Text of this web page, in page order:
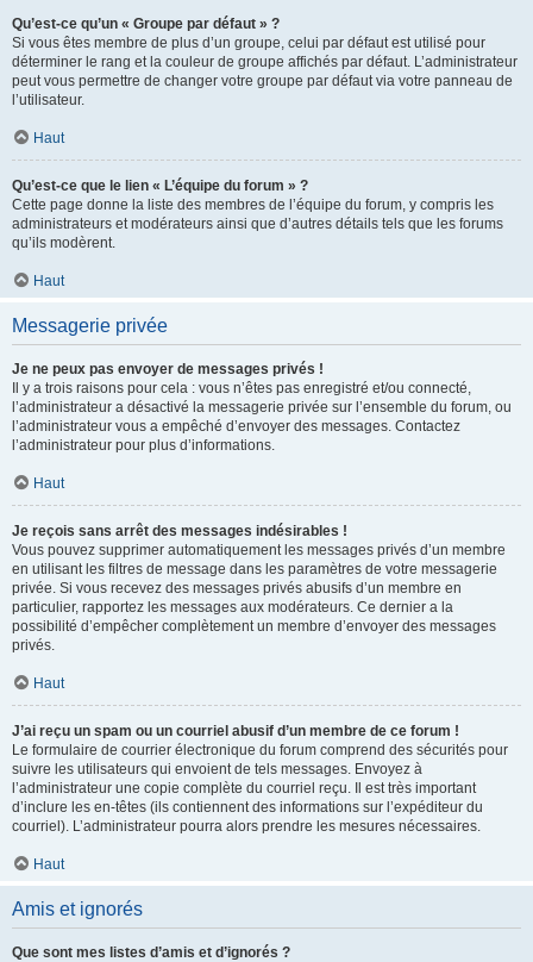
Qu’est-ce qu’un « Groupe par défaut » ?
Si vous êtes membre de plus d’un groupe, celui par défaut est utilisé pour
déterminer le rang et la couleur de groupe affichés par défaut. L’administrateur
peut vous permettre de changer votre groupe par défaut via votre panneau de
l’utilisateur.
Haut
Qu’est-ce que le lien « L’équipe du forum » ?
Cette page donne la liste des membres de l’équipe du forum, y compris les
administrateurs et modérateurs ainsi que d’autres détails tels que les forums
qu’ils modèrent.
Haut
Messagerie privée
Je ne peux pas envoyer de messages privés !
Il y a trois raisons pour cela : vous n’êtes pas enregistré et/ou connecté,
l’administrateur a désactivé la messagerie privée sur l’ensemble du forum, ou
l’administrateur vous a empêché d’envoyer des messages. Contactez
l’administrateur pour plus d’informations.
Haut
Je reçois sans arrêt des messages indésirables !
Vous pouvez supprimer automatiquement les messages privés d’un membre
en utilisant les filtres de message dans les paramètres de votre messagerie
privée. Si vous recevez des messages privés abusifs d’un membre en
particulier, rapportez les messages aux modérateurs. Ce dernier a la
possibilité d’empêcher complètement un membre d’envoyer des messages
privés.
Haut
J’ai reçu un spam ou un courriel abusif d’un membre de ce forum !
Le formulaire de courrier électronique du forum comprend des sécurités pour
suivre les utilisateurs qui envoient de tels messages. Envoyez à
l’administrateur une copie complète du courriel reçu. Il est très important
d’inclure les en-têtes (ils contiennent des informations sur l’expéditeur du
courriel). L’administrateur pourra alors prendre les mesures nécessaires.
Haut
Amis et ignorés
Que sont mes listes d’amis et d’ignorés ?